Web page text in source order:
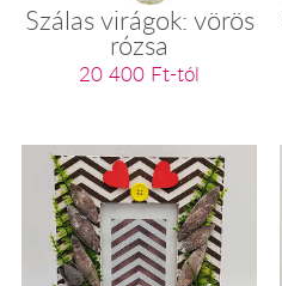
Szálas virágok: vörös
rózsa
20 400 Ft-tól